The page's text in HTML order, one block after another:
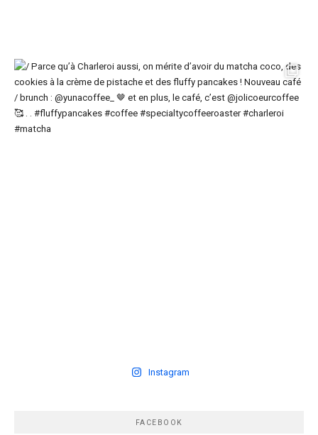
Instagram
FACEBOOK